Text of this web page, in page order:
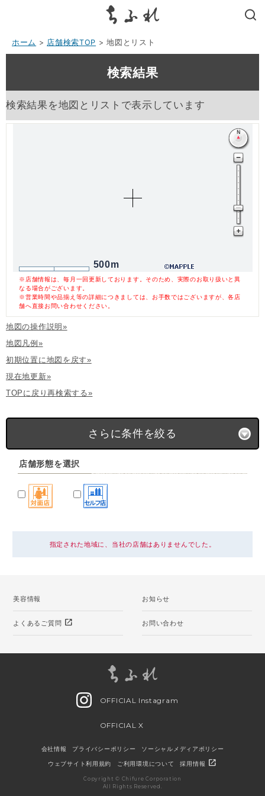
ホーム > 店舗検索TOP > 地図とリスト
検索結果
検索結果を地図とリストで表示しています
500m
※店舗情報は、毎月一回更新しております。そのため、実際のお取り扱いと異
なる場合がございます。
※営業時間や品揃え等の詳細につきましては、お手数ではございますが、各店
舗へ直接お問い合わせください。
地図の操作説明»
地図凡例»
初期位置に地図を戻す»
現在地更新»
TOPに戻り再検索する»
さらに条件を絞る
店舗形態を選択
指定された地域に、当社の店舗はありませんでした。
美容情報 お知らせ
よくあるご質問 open_in_new お問い合わせ
OFFICIAL Instagram
OFFICIAL X
会社情報 プライバシーポリシー ソーシャルメディアポリシー
ウェブサイト利用規約 ご利用環境について 採用情報 open_in_new
Copyright © Chifure Corporation
All Rights Reserved.